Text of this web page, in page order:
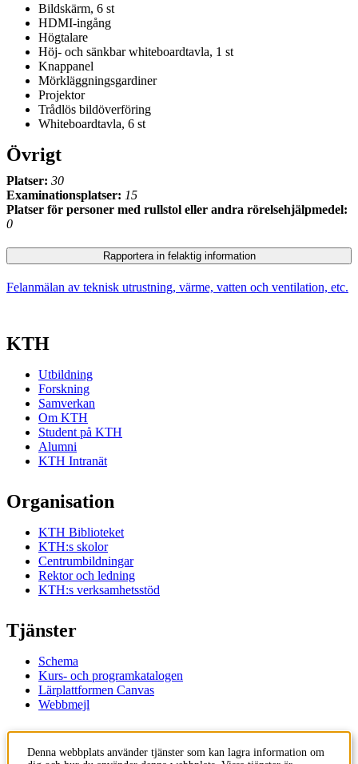
Bildskärm, 6 st
HDMI-ingång
Högtalare
Höj- och sänkbar whiteboardtavla, 1 st
Knappanel
Mörkläggningsgardiner
Projektor
Trådlös bildöverföring
Whiteboardtavla, 6 st
Övrigt
Platser: 30
Examinationsplatser: 15
Platser för personer med rullstol eller andra rörelsehjälpmedel:
0
Rapportera in felaktig information
Felanmälan av teknisk utrustning, värme, vatten och ventilation, etc.
KTH
Utbildning
Forskning
Samverkan
Om KTH
Student på KTH
Alumni
KTH Intranät
Organisation
KTH Biblioteket
KTH:s skolor
Centrumbildningar
Rektor och ledning
KTH:s verksamhetsstöd
Tjänster
Schema
Kurs- och programkatalogen
Lärplattformen Canvas
Webbmejl
Kontakt
Denna webbplats använder tjänster som kan lagra information om